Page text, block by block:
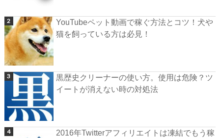
YouTubeペット動画で稼ぐ方法とコツ！犬や
猫を飼っている方は必見！
黒歴史クリーナーの使い方。使用は危険？ツ
イートが消えない時の対処法
2016年Twitterアフィリエイトは凍結でもう稼